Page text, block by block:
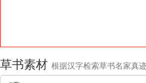
草书素材 根据汉字检索草书名家真